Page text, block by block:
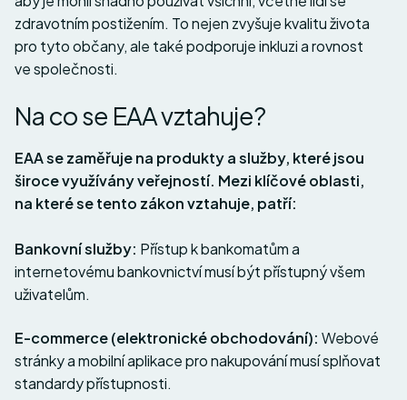
zdravotním postižením. To nejen zvyšuje kvalitu života
pro tyto občany, ale také podporuje inkluzi a rovnost
ve společnosti.
Na co se EAA vztahuje?
EAA se zaměřuje na produkty a služby, které jsou
široce využívány veřejností. Mezi klíčové oblasti,
na které se tento zákon vztahuje, patří:
Bankovní služby: Přístup k bankomatům a
internetovému bankovnictví musí být přístupný všem
uživatelům.
E-commerce (elektronické obchodování): Webové
stránky a mobilní aplikace pro nakupování musí splňovat
standardy přístupnosti.